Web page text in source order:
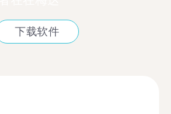
下载软件